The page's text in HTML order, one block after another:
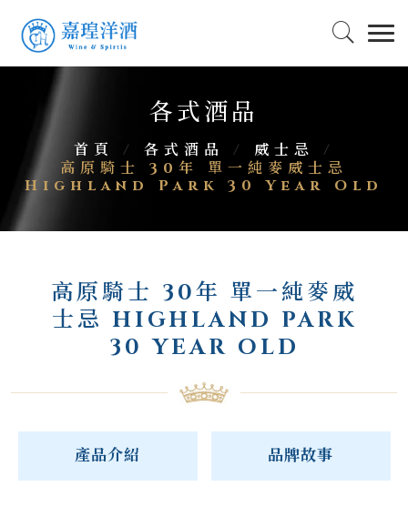
各式酒品
首頁 / 各式酒品 / 威士忌
/
高原騎士 30年 單一純麥威士忌
Highland Park 30 Year Old
高原騎士 30年 單一純麥威
士忌 HIGHLAND PARK
30 YEAR OLD
產品介紹 品牌故事